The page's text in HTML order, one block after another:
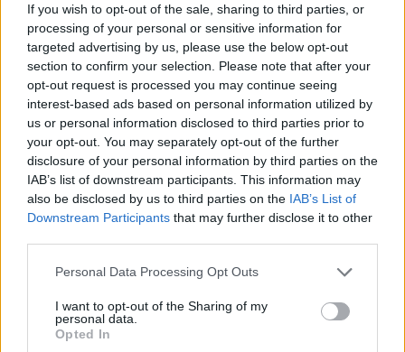
If you wish to opt-out of the sale, sharing to third parties, or
processing of your personal or sensitive information for
targeted advertising by us, please use the below opt-out
section to confirm your selection. Please note that after your
opt-out request is processed you may continue seeing
interest-based ads based on personal information utilized by
us or personal information disclosed to third parties prior to
your opt-out. You may separately opt-out of the further
disclosure of your personal information by third parties on the
IAB’s list of downstream participants. This information may
also be disclosed by us to third parties on the IAB’s List of
Downstream Participants that may further disclose it to other
Please note that this website/app uses one or more Google
not limited to your visit or usage behaviour. You may click to
grant or deny consent to Google and its third-party tags to
use your data for below specified purposes in below Google
Personal Data Processing Opt Outs
I want to opt-out of the Sharing of my
personal data.
Opted In
Sanne De Vries · 6 aug 2026